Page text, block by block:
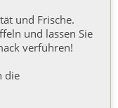
und Frische.
und lassen Sie
verführen!
die